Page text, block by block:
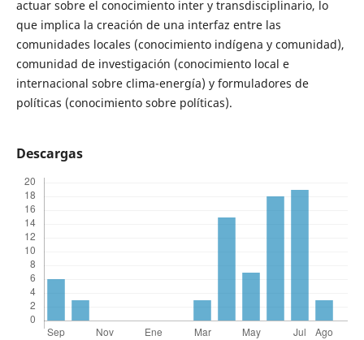
actuar sobre el conocimiento inter y transdisciplinario, lo
que implica la creación de una interfaz entre las
comunidades locales (conocimiento indígena y comunidad),
comunidad de investigación (conocimiento local e
internacional sobre clima-energía) y formuladores de
políticas (conocimiento sobre políticas).
Descargas